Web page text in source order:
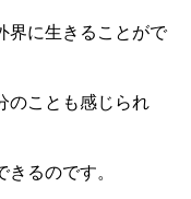
界に生きることがで
のことも感じられ
るのです。